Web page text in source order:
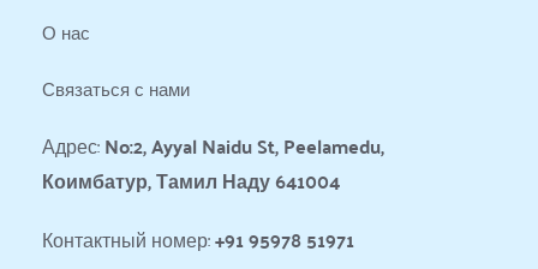
О нас
Связаться с нами
Адрес: No:2, Ayyal Naidu St, Peelamedu,
Коимбатур, Тамил Наду 641004
Контактный номер: +91 95978 51971